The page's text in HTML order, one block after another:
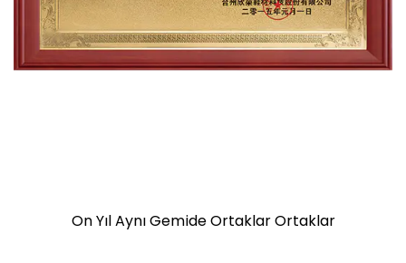
On Yıl Aynı Gemide Ortaklar Ortaklar